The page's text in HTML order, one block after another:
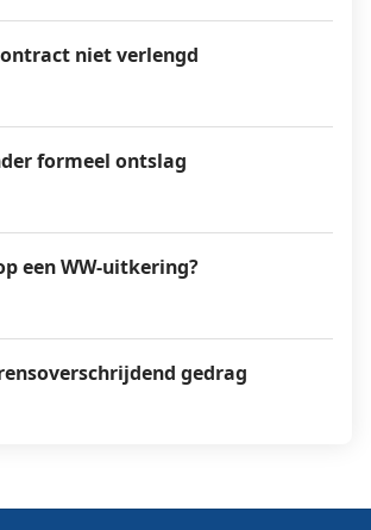
niet verlengd
formeel ontslag
een WW-uitkering?
gedrag